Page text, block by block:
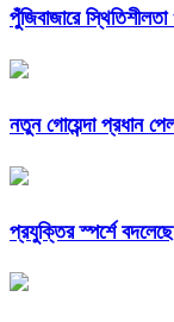
পুঁজিবাজারে
নতুন গোয়েন্দা প্রধান
প্রযুক্তির স্পর্শে